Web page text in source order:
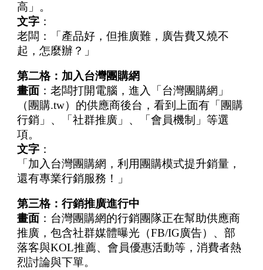
高」。
文字 ：
老闆：「產品好，但推廣難，廣告費又燒不
起，怎麼辦？」
第二格：加入台灣團購網
畫面 ：老闆打開電腦，進入「台灣團購網」
（團購.tw）的供應商後台，看到上面有「團購
行銷」、「社群推廣」、「會員機制」等選
項。
文字 ：
「加入台灣團購網，利用團購模式提升銷量，
還有專業行銷服務！」
第三格：行銷推廣進行中
畫面 ：台灣團購網的行銷團隊正在幫助供應商
推廣，包含社群媒體曝光（FB/IG廣告）、部
落客與KOL推薦、會員優惠活動等，消費者熱
烈討論與下單。